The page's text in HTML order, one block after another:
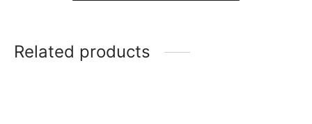
Related products